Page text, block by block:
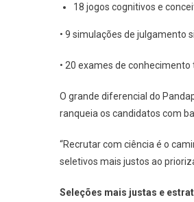
18 jogos cognitivos e
• 9 simulações de julgamento
• 20 exames de
O grande diferencial do
ranqueia os candidatos com
“Recrutar com ciência é o
seletivos mais justos ao
Seleções mais justas e